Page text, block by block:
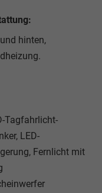
hinten,
Tagfahrlicht-
LED-
Fernlicht mit